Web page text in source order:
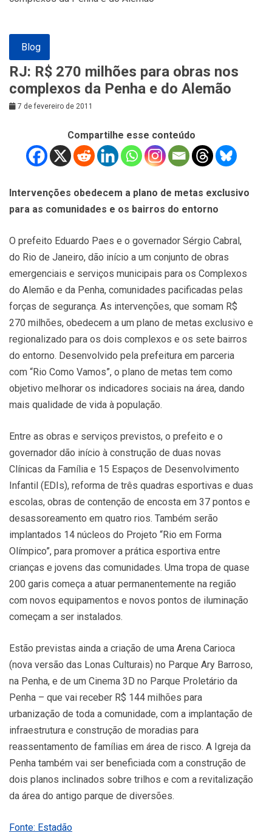
Blog
RJ: R$ 270 milhões para obras nos
complexos da Penha e do Alemão
7 de fevereiro de 2011
Compartilhe esse conteúdo
Intervenções obedecem a plano de metas exclusivo
para as comunidades e os bairros do entorno
O prefeito Eduardo Paes e o governador Sérgio Cabral,
do Rio de Janeiro, dão início a um conjunto de obras
emergenciais e serviços municipais para os Complexos
do Alemão e da Penha, comunidades pacificadas pelas
forças de segurança. As intervenções, que somam R$
270 milhões, obedecem a um plano de metas exclusivo e
regionalizado para os dois complexos e os sete bairros
do entorno. Desenvolvido pela prefeitura em parceria
com “Rio Como Vamos”, o plano de metas tem como
objetivo melhorar os indicadores sociais na área, dando
mais qualidade de vida à população.
Entre as obras e serviços previstos, o prefeito e o
governador dão início à construção de duas novas
Clínicas da Família e 15 Espaços de Desenvolvimento
Infantil (EDIs), reforma de três quadras esportivas e duas
escolas, obras de contenção de encosta em 37 pontos e
desassoreamento em quatro rios. Também serão
implantados 14 núcleos do Projeto “Rio em Forma
Olímpico”, para promover a prática esportiva entre
crianças e jovens das comunidades. Uma tropa de quase
200 garis começa a atuar permanentemente na região
com novos equipamentos e novos pontos de iluminação
começam a ser instalados.
Estão previstas ainda a criação de uma Arena Carioca
(nova versão das Lonas Culturais) no Parque Ary Barroso,
na Penha, e de um Cinema 3D no Parque Proletário da
Penha – que vai receber R$ 144 milhões para
urbanização de toda a comunidade, com a implantação de
infraestrutura e construção de moradias para
reassentamento de famílias em área de risco. A Igreja da
Penha também vai ser beneficiada com a construção de
dois planos inclinados sobre trilhos e com a revitalização
da área do antigo parque de diversões.
Fonte: Estadão